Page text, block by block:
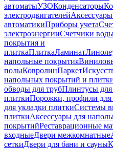
автоматыУЗОКонденсаторы
электродвигателей
автоматикиПриборы учета
электроэнергииСчетчики
покрытия и
плиткаПлиткаЛаминат
напольные покрытия
полыКовролинПаркет
напольных покрытий и
обводы для трубПлинтусы для
плиткиПорожки, профили для
для укладки плиткиСистемы
плиткиАксессуары для
покрытийРеставрационные
входныеДвери межкомнатные
сеткиДвери для бани и сауны